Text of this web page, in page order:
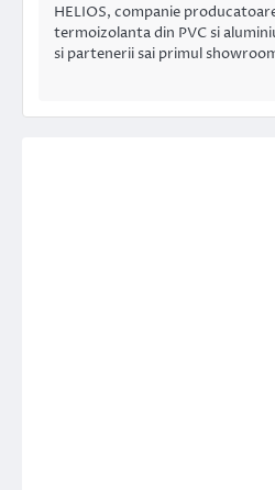
HELIOS, companie
termoizolanta din PVC si
si partenerii sai primul